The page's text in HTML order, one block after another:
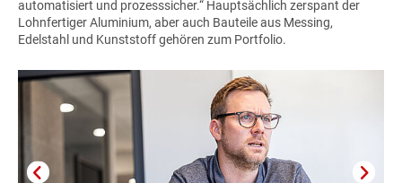
automatisiert und prozesssicher.“ Hauptsächlich zerspant der
Lohnfertiger Aluminium, aber auch Bauteile aus Messing,
Edelstahl und Kunststoff gehören zum Portfolio.